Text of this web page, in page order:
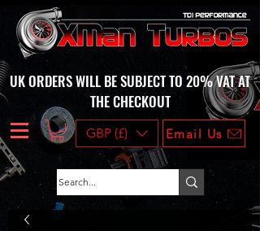
UK ORDERS WILL BE SUBJECT TO 20% VAT AT
THE CHECKOUT
GBP (£) Email Us